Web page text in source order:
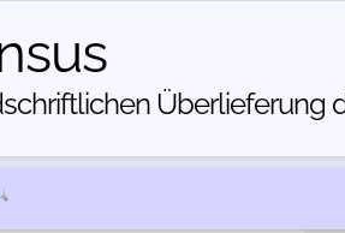
Über­lieferung